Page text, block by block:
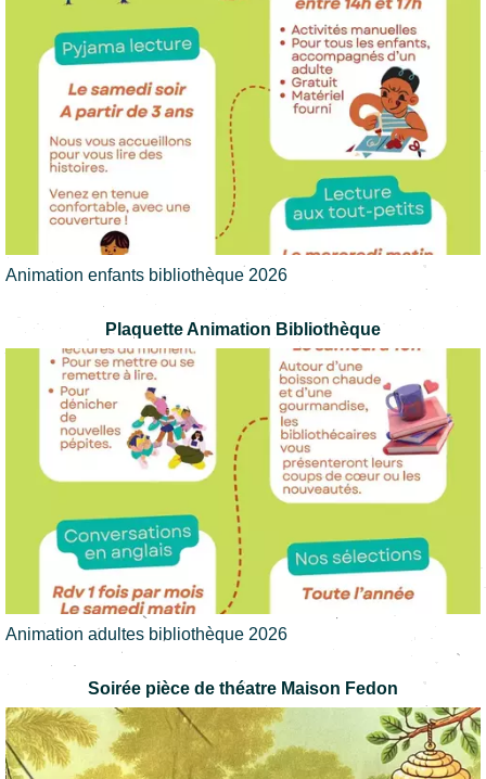
Animation enfants bibliothèque 2026
Plaquette Animation Bibliothèque
Animation adultes bibliothèque 2026
Soirée pièce de théatre Maison Fedon